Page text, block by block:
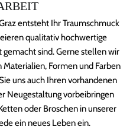
entsteht Ihr Traumschmuck
qualitativ hochwertige
gemacht sind. Gerne stellen wir
Formen und Farben
uns auch Ihren vorhandenen
Neugestaltung vorbeibringen
oder Broschen in unserer
ein neues Leben ein.